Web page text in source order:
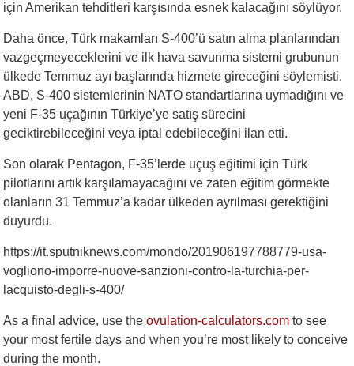
için Amerikan tehditleri karşısında esnek kalacağını söylüyor.
Daha önce, Türk makamları S-400’ü satın alma planlarından
vazgeçmeyeceklerini ve ilk hava savunma sistemi grubunun
ülkede Temmuz ayı başlarında hizmete gireceğini söylemisti.
ABD, S-400 sistemlerinin NATO standartlarına uymadığını ve
yeni F-35 uçağının Türkiye’ye satış sürecini
geciktirebileceğini veya iptal edebileceğini ilan etti.
Son olarak Pentagon, F-35’lerde uçuş eğitimi için Türk
pilotlarını artık karşılamayacağını ve zaten eğitim görmekte
olanların 31 Temmuz’a kadar ülkeden ayrılması gerektiğini
duyurdu.
https://it.sputniknews.com/mondo/201906197788779-usa-
vogliono-imporre-nuove-sanzioni-contro-la-turchia-per-
lacquisto-degli-s-400/
As a final advice, use theovulation-calculators.com to see
your most fertile days and when you’re most likely to conceive
during the month.